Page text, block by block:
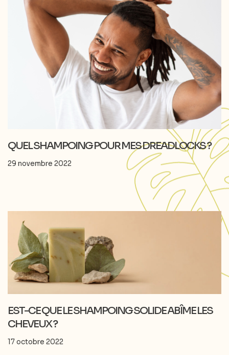
QUEL SHAMPOING POUR MES DREADLOCKS ?
29 novembre 2022
EST-CE QUE LE SHAMPOING SOLIDE ABÎME LES
CHEVEUX ?
17 octobre 2022